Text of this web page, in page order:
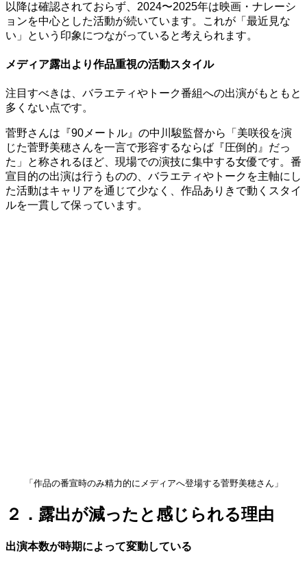
以降は確認されておらず、2024〜2025年は映画・ナレーシ
ョンを中心とした活動が続いています。これが「最近見な
い」という印象につながっていると考えられます。
メディア露出より作品重視の活動スタイル
注目すべきは、バラエティやトーク番組への出演がもともと
多くない点です。
菅野さんは『90メートル』の中川駿監督から「美咲役を演
じた菅野美穂さんを一言で形容するならば『圧倒的』だっ
た」と称されるほど、現場での演技に集中する女優です。番
宣目的の出演は行うものの、バラエティやトークを主軸にし
た活動はキャリアを通じて少なく、作品ありきで動くスタイ
ルを一貫して保っています。
「作品の番宣時のみ精力的にメディアへ登場する菅野美穂さん」
２．露出が減ったと感じられる理由
出演本数が時期によって変動している